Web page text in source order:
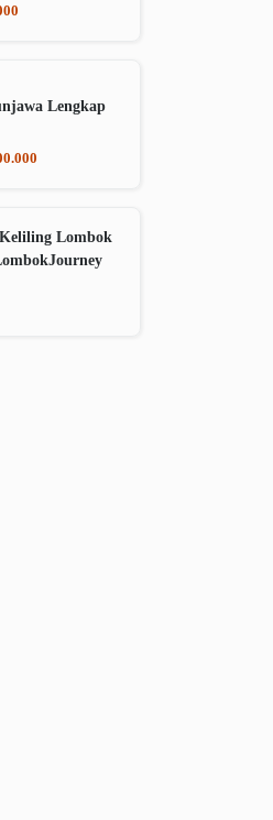
Lengkap
Lombok